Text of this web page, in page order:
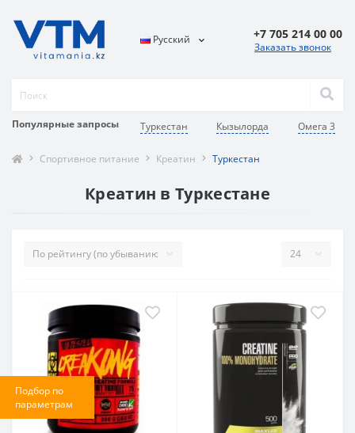
Подбор по
параметрам
Популярные запросы Туркестан Кызылорда Омега 3
Русский +7 705 214 00 00
Заказать звонок
Спортивное питание Креатин Туркестан
Креатин в Туркестане